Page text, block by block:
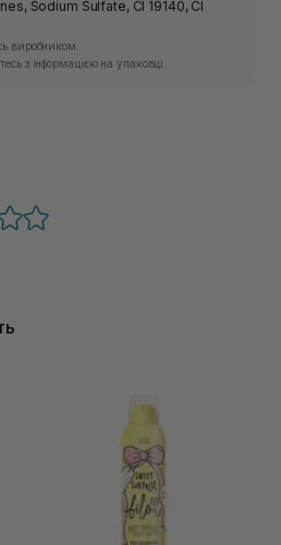
Sodium Sulfate, CI 19140, CI
виробником.
з інформацією на упаковці.